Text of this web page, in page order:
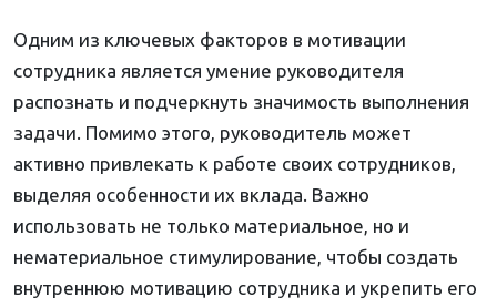
Одним из ключевых факторов в мотивации
сотрудника является умение руководителя
распознать и подчеркнуть значимость выполнения
задачи. Помимо этого, руководитель может
активно привлекать к работе своих сотрудников,
выделяя особенности их вклада. Важно
использовать не только материальное, но и
нематериальное стимулирование, чтобы создать
внутреннюю мотивацию сотрудника и укрепить его